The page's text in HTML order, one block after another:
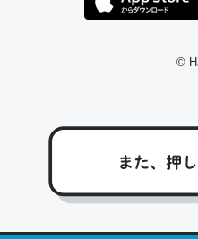
─たまにLINEするくらいだった
コミュニケーションが劇的に変
私も3年前ぐらいに祖母の
たいなのでネット環境作っ
回線代ほとんどかからない
https://
©